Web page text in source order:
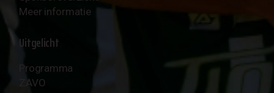
Meer informatie
Uitgelicht
Programma
ZAVO